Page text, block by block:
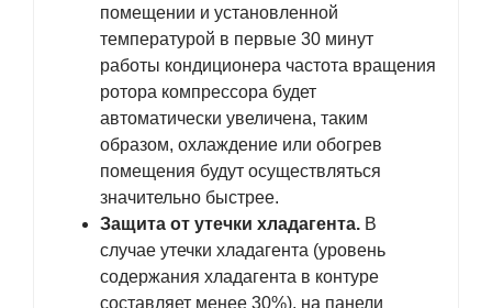
помещении и установленной
температурой в первые 30 минут
работы кондиционера частота вращения
ротора компрессора будет
автоматически увеличена, таким
образом, охлаждение или обогрев
помещения будут осуществляться
значительно быстрее.
Защита от утечки хладагента. В
случае утечки хладагента (уровень
содержания хладагента в контуре
составляет менее 30%), на панели